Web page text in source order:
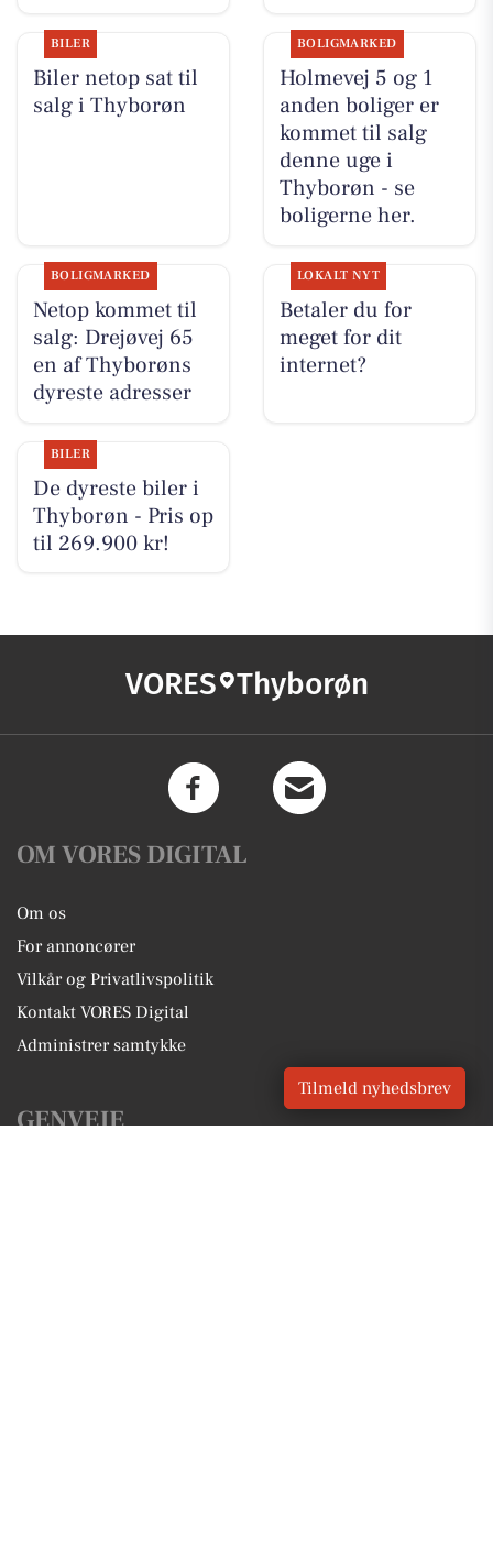
BILER
Biler netop sat til
salg i Thyborøn
BOLIGMARKED
Holmevej 5 og 1
anden boliger er
kommet til salg
denne uge i
Thyborøn - se
boligerne her.
BOLIGMARKED
Netop kommet til
salg: Drejøvej 65
en af Thyborøns
dyreste adresser
LOKALT NYT
Betaler du for
meget for dit
internet?
BILER
De dyreste biler i
Thyborøn - Pris op
til 269.900 kr!
VORES Thyborøn
OM VORES DIGITAL
Om os
For annoncører
Vilkår og Privatlivspolitik
Kontakt VORES Digital
Administrer samtykke
GENVEJE
Tilmeld nyhedsbrev